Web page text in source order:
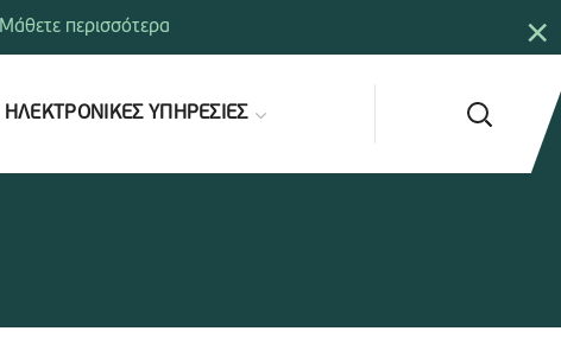
ΗΛΕΚΤΡΟΝΙΚΕΣ ΥΠΗΡΕΣΙΕΣ
×
Μάθετε περισσότερα